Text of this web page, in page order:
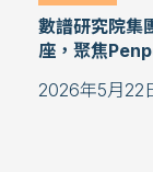
數譜研究院集
座，聚焦
2026年5月22